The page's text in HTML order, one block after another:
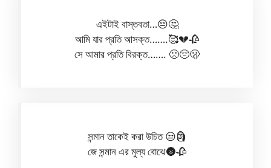
এইটাই বাস্তবতা…😔🤔
আমি যার প্রতি আসক্ত…….🥰💔🥀
সে আমার প্রতি বিরক্ত……. 🙁😔🫢
সন্মান তাকেই করা উচিত 😒🗿
জে সন্মান এর মুল্য বোঝে🌚🥀